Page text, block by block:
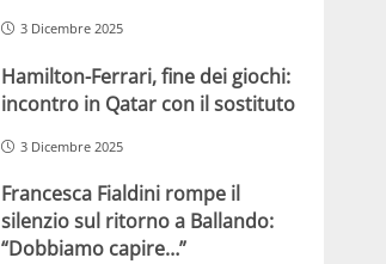
3 Dicembre 2025
Hamilton-Ferrari, fine dei giochi:
incontro in Qatar con il sostituto
3 Dicembre 2025
Francesca Fialdini rompe il
silenzio sul ritorno a Ballando:
“Dobbiamo capire…”